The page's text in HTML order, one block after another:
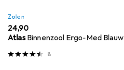
Zolen
EUR
24,90
Atlas Binnenzool Ergo-Med Blauw
8